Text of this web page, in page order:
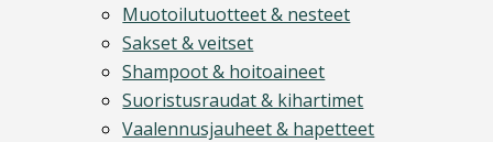
Muotoilutuotteet & nesteet
Sakset & veitset
Shampoot & hoitoaineet
Suoristusraudat & kihartimet
Vaalennusjauheet & hapetteet